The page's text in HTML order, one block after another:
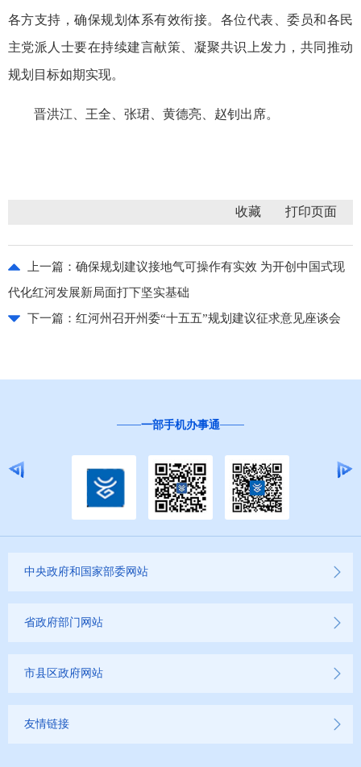
各方支持，确保规划体系有效衔接。各位代表、委员和各民
主党派人士要在持续建言献策、凝聚共识上发力，共同推动
规划目标如期实现。
晋洪江、王全、张珺、黄德亮、赵钊出席。
收藏
上一篇： 确保规划建议接地气可操作有实效 为开创中国式现
代化红河发展新局面打下坚实基础
下一篇： 红河州召开州委“十五五”规划建议征求意见座谈会
一部手机办事通
中央政府和国家部委网站
省政府部门网站
市县区政府网站
友情链接